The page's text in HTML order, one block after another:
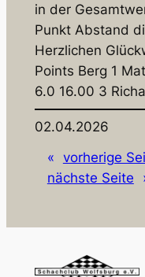
in der
Punkt Abstand
Herzlichen
Points Berg 1
6.0 16.00 3
02.04.2026
« vorherige
nächste Seite